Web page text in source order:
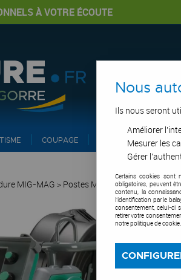
À VOTRE ÉCOUTE
COUPAGE PIPE ET INERTAGE
MIG-MAG > Postes MIG-MAG>Postes à
Nous
Ils nous seront
Améliorer
Mesurer les
Gérer
Certains cookies sont
obligatoires, peuvent
contenu, la
l'identification par le
consentement, celui-ci
retirer votre
notre politique de cookie.